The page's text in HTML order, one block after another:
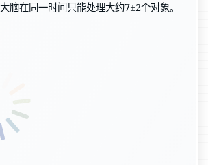
脑在同一时间只能处理大约7±2个对象。